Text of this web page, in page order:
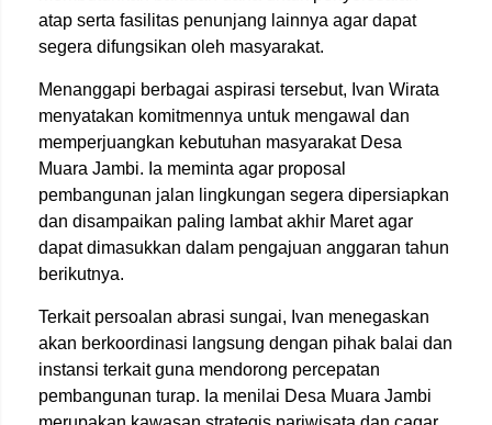
atap serta fasilitas penunjang lainnya agar dapat
segera difungsikan oleh masyarakat.
Menanggapi berbagai aspirasi tersebut, Ivan Wirata
menyatakan komitmennya untuk mengawal dan
memperjuangkan kebutuhan masyarakat Desa
Muara Jambi. Ia meminta agar proposal
pembangunan jalan lingkungan segera dipersiapkan
dan disampaikan paling lambat akhir Maret agar
dapat dimasukkan dalam pengajuan anggaran tahun
berikutnya.
Terkait persoalan abrasi sungai, Ivan menegaskan
akan berkoordinasi langsung dengan pihak balai dan
instansi terkait guna mendorong percepatan
pembangunan turap. Ia menilai Desa Muara Jambi